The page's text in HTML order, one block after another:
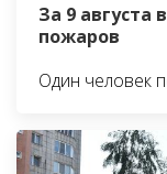
За 9 августа
пожаров
Один человек